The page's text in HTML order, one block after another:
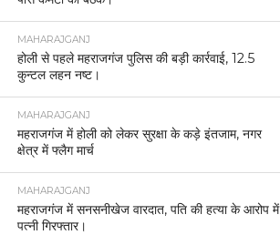
MAHARAJGANJ
होली से पहले महराजगंज पुलिस की बड़ी कार्रवाई, 12.5
कुन्टल लहन नष्ट।
MAHARAJGANJ
महराजगंज में होली को लेकर सुरक्षा के कड़े इंतजाम, नगर
क्षेत्र में फ्लैग मार्च
MAHARAJGANJ
महराजगंज में सनसनीखेज वारदात, पति की हत्या के आरोप में
पत्नी गिरफ्तार।